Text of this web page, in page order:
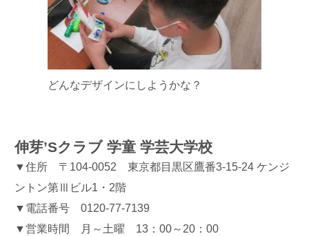
どんなデザインにしようかな？
伸芽’Sクラブ 学童 学芸大学校
▼住所 〒104-0052 東京都目黒区鷹番3-15-24 ケンジ
ントン第Ⅲビル1・2階
▼電話番号 0120-77-7139
▼営業時間 月～土曜 13：00～20：00